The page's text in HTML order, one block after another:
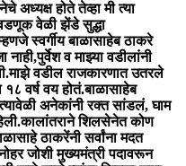
अध्यक्ष होते तेव्हा मी त्या
वेळी झेंडे सुद्धा
स्वर्गीय बाळासाहेब ठाकरे
व माझ्या वडीलांनी
वडील राजकारणात उतरले
वर्ष वय होतं.बाळासाहेब
अनेकांनी रक्त सांडलं, घाम
शिलसेनेत कोण
ठाकरेंनी सर्वांना मदत
जोशी मुख्यमंत्री पदावरून